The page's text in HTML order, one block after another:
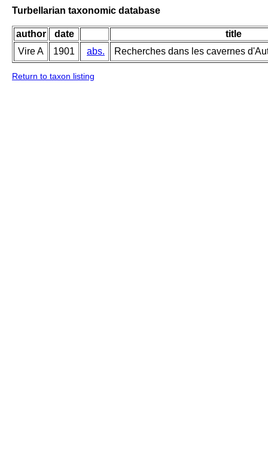
Turbellarian taxonomic database
author date
title
Vire A
1901 abs. Recherches dans les cavernes
Return to taxon listing